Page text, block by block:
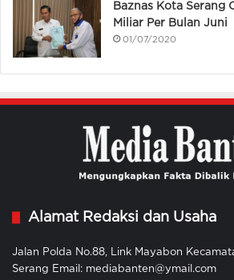
Baznas Kota Serang
Miliar Per Bulan Juni
01/07/2020
Alamat Redaksi dan Usaha
Jalan Polda No.88, Link Mayabon
Serang Email: mediabanten@ymail.com